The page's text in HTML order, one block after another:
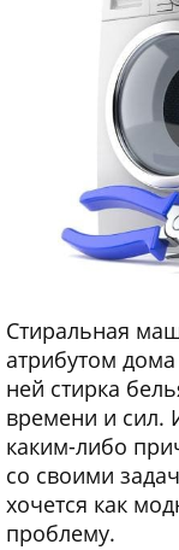
Стиральная
атрибутом
ней стирка
времени и сил.
каким-либо
со своими
хочется как
проблему.